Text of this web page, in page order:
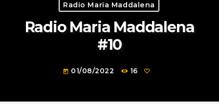
Radio Maria Maddalena
Radio Maria Maddalena
#10
today 01/08/2022 16